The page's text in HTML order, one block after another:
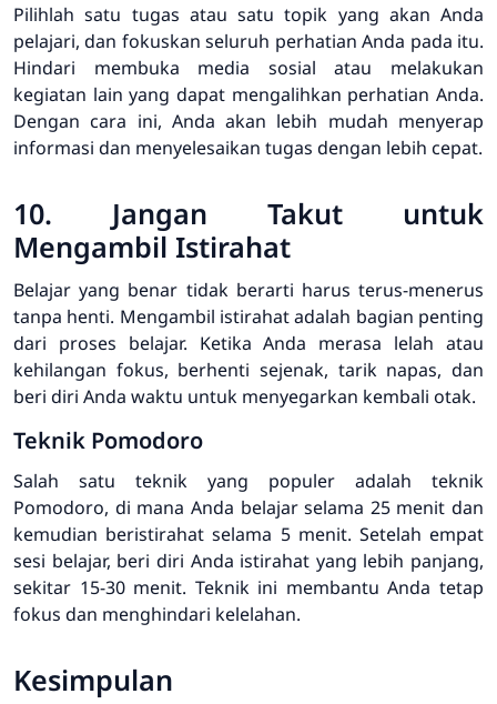
Pilihlah satu tugas atau satu topik yang akan Anda
pelajari, dan fokuskan seluruh perhatian Anda pada itu.
Hindari membuka media sosial atau melakukan
kegiatan lain yang dapat mengalihkan perhatian Anda.
Dengan cara ini, Anda akan lebih mudah menyerap
informasi dan menyelesaikan tugas dengan lebih cepat.
10. Jangan Takut untuk
Mengambil Istirahat
Belajar yang benar tidak berarti harus terus-menerus
tanpa henti. Mengambil istirahat adalah bagian penting
dari proses belajar. Ketika Anda merasa lelah atau
kehilangan fokus, berhenti sejenak, tarik napas, dan
beri diri Anda waktu untuk menyegarkan kembali otak.
Teknik Pomodoro
Salah satu teknik yang populer adalah teknik
Pomodoro, di mana Anda belajar selama 25 menit dan
kemudian beristirahat selama 5 menit. Setelah empat
sesi belajar, beri diri Anda istirahat yang lebih panjang,
sekitar 15-30 menit. Teknik ini membantu Anda tetap
fokus dan menghindari kelelahan.
Kesimpulan